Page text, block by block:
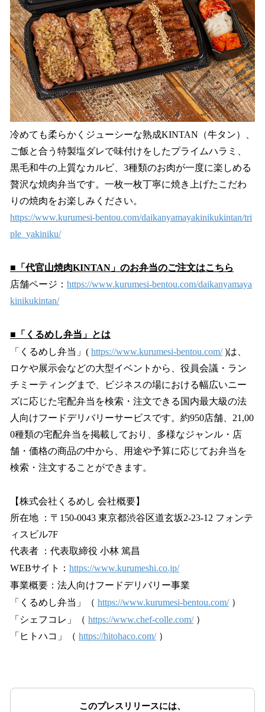
冷めても柔らかくジューシーな熟成KINTAN（牛タン）、
ご飯と合う特製塩ダレで味付けをしたプライムハラミ、
黒毛和牛の上質なカルビ、3種類のお肉が一度に楽しめる
贅沢な焼肉弁当です。一枚一枚丁寧に焼き上げたこだわ
りの焼肉をお楽しみください。
https://www.kurumesi-bentou.com/daikanyamayakinikukintan/tri
ple_yakiniku/
■「代官山焼肉KINTAN」のお弁当のご注文はこちら
店舗ページ： https://www.kurumesi-bentou.com/daikanyamaya
kinikukintan/
■「くるめし弁当」とは
「くるめし弁当」( https://www.kurumesi-bentou.com/)は、
ロケや展示会などの大型イベントから、役員会議・ラン
チミーティングまで、ビジネスの場における幅広いニー
ズに応じた宅配弁当を検索・注文できる国内最大級の法
人向けフードデリバリーサービスです。約950店舗、21,00
0種類の宅配弁当を掲載しており、多様なジャンル・店
舗・価格の商品の中から、用途や予算に応じてお弁当を
検索・注文することができます。
【株式会社くるめし 会社概要】
所在地 ：〒150-0043 東京都渋谷区道玄坂2-23-12 フォンテ
ィスビル7F
代表者 ：代表取締役 小林 篤昌
WEBサイト： https://www.kurumeshi.co.jp/
事業概要：法人向けフードデリバリー事業
「くるめし弁当」（ https://www.kurumesi-bentou.com/）
「シェフコレ」（ https://www.chef-colle.com/）
「ヒトハコ」（ https://hitohaco.com/）
このプレスリリースには、